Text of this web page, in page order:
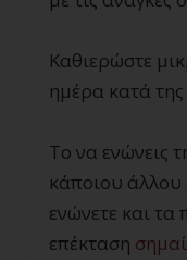
Καθιερώστε
ημέρα κατά
Το να ενώνεις
κάποιου άλλου
ενώνετε και τα
επέκταση